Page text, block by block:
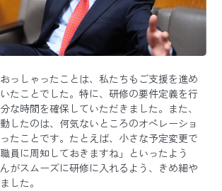
っしゃったことは、私たちもご支援を進め
たことでした。特に、研修の要件定義を行
な時間を確保していただきました。また、
したのは、何気ないところのオペレーショ
たことです。たとえば、小さな予定変更で
員に周知しておきますね」といったよう
がスムーズに研修に入れるよう、きめ細や
した。